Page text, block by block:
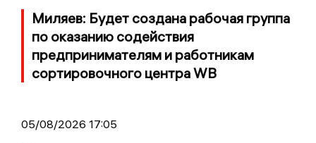
Миляев: Будет создана рабочая группа
по оказанию содействия
предпринимателям и работникам
сортировочного центра WB
05/08/2026 17:05